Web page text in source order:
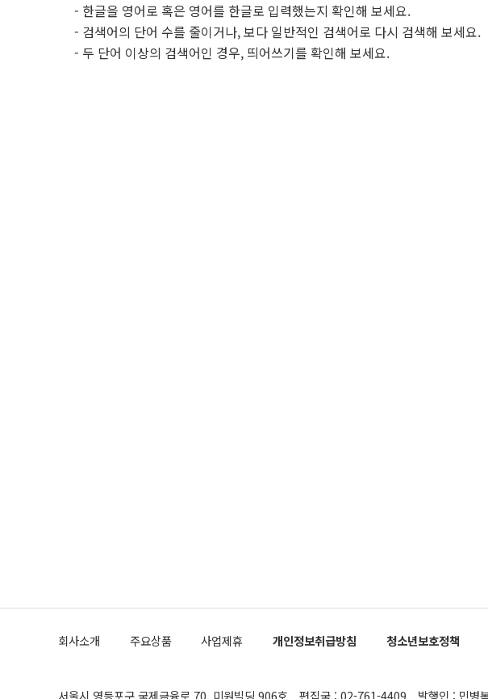
- 한글을 영어로 혹은 영어를 한글로 입력했는지 확인해 보세요.
- 검색어의 단어 수를 줄이거나, 보다 일반적인 검색어로 다시 검색해 보세요.
- 두 단어 이상의 검색어인 경우, 띄어쓰기를 확인해 보세요.
회사소개 주요상품 사업제휴 개인정보취급방침 청소년보호정책
서울시 영등포구 국제금융로 70, 미원빌딩 906호 편집국 : 02-761-4409 발행인 : 민병